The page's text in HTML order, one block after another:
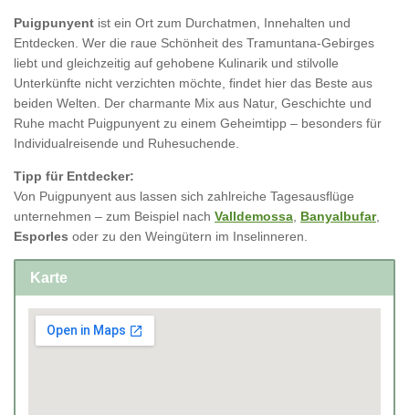
Puigpunyent ist ein Ort zum Durchatmen, Innehalten und
Entdecken. Wer die raue Schönheit des Tramuntana-Gebirges
liebt und gleichzeitig auf gehobene Kulinarik und stilvolle
Unterkünfte nicht verzichten möchte, findet hier das Beste aus
beiden Welten. Der charmante Mix aus Natur, Geschichte und
Ruhe macht Puigpunyent zu einem Geheimtipp – besonders für
Individualreisende und Ruhesuchende.
Tipp für Entdecker:
Von Puigpunyent aus lassen sich zahlreiche Tagesausflüge
unternehmen – zum Beispiel nach Valldemossa, Banyalbufar,
Esporles oder zu den Weingütern im Inselinneren.
Karte